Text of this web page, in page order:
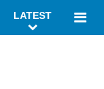
LATEST